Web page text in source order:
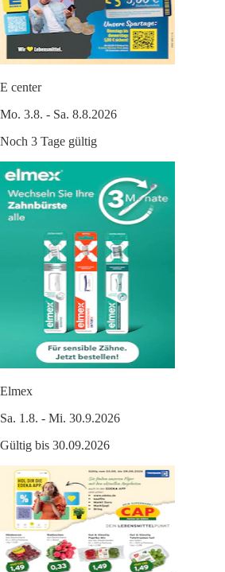
E center
Mo. 3.8. - Sa. 8.8.2026
Noch 3 Tage gültig
Elmex
Sa. 1.8. - Mi. 30.9.2026
Gültig bis 30.09.2026